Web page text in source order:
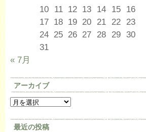
10 11 12 13 14 15
16
17 18 19 20 21 22
23
24 25 26 27 28 29 30
31
« 7月
アーカイブ
最近の投稿